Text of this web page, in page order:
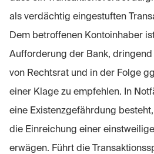
als verdächtig eingestuften
Dem betroffenen Kontoinhaber
Aufforderung der Bank,
von Rechtsrat und in der Folge
einer Klage zu empfehlen. In
eine Existenzgefährdung
die Einreichung einer
erwägen. Führt die